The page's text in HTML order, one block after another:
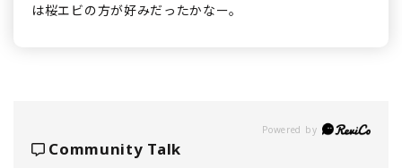
は桜エビの方が好みだったかなー。
Powered by
Community Talk